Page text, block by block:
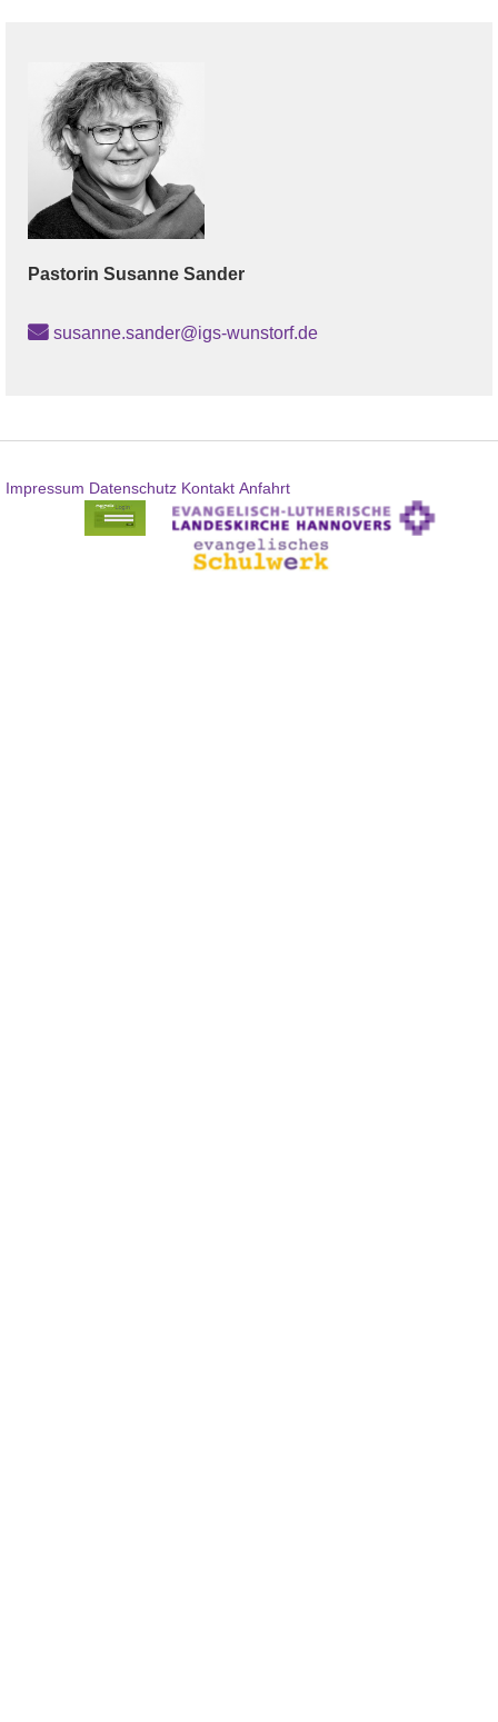
Pastorin Susanne Sander
susanne.sander@igs-wunstorf.de
Impressum Datenschutz Kontakt Anfahrt